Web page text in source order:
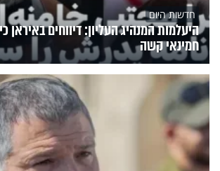
חדשות היום
היעלמות המנהיג העליון: דיווחים באיראן
חמינאי קשה